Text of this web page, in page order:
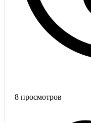
8 просмотров